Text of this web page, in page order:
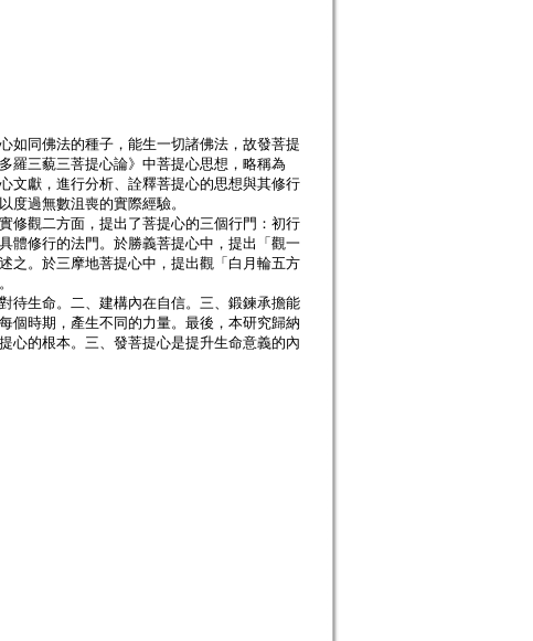
如同佛法的種子，能生一切諸佛法，故發菩提
羅三藐三菩提心論》中菩提心思想，略稱為
文獻，進行分析、詮釋菩提心的思想與其修行
度過無數沮喪的實際經驗。
修觀二方面，提出了菩提心的三個行門：初行
體修行的法門。於勝義菩提心中，提出「觀一
之。於三摩地菩提心中，提出觀「白月輪五方
待生命。二、建構內在自信。三、鍛鍊承擔能
個時期，產生不同的力量。最後，本研究歸納
心的根本。三、發菩提心是提升生命意義的內